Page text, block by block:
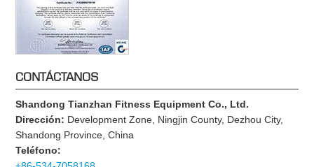
CONTÁCTANOS
Shandong Tianzhan Fitness Equipment Co., Ltd.
Dirección: Development Zone, Ningjin County, Dezhou City,
Shandong Province, China
Teléfono: